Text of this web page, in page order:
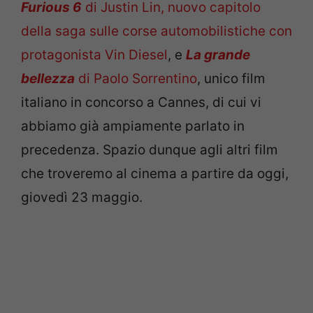
Furious 6 di Justin Lin, nuovo capitolo
della saga sulle corse automobilistiche con
protagonista Vin Diesel, e La grande
bellezza di Paolo Sorrentino, unico film
italiano in concorso a Cannes, di cui vi
abbiamo già ampiamente parlato in
precedenza. Spazio dunque agli altri film
che troveremo al cinema a partire da oggi,
giovedì 23 maggio.